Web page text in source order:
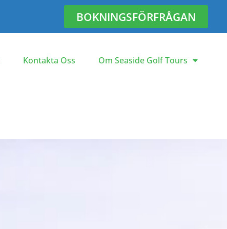
BOKNINGSFÖRFRÅGAN
Kontakta Oss Om Seaside Golf Tours